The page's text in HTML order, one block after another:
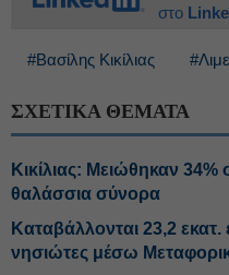
στο
#Βασίλης Κικίλιας
ΣΧΕΤΙΚΑ ΘΕΜΑΤΑ
Κικίλιας: Μειώθηκαν 34%
θαλάσσια σύνορα
Καταβάλλονται 23,2
νησιώτες μέσω